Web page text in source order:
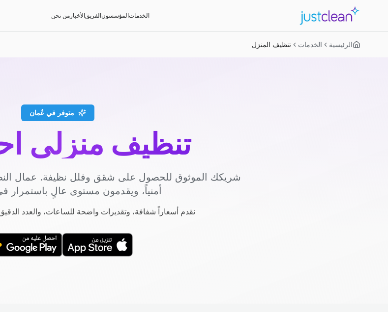
الخدماتالمؤسسونالفريقالأخبار من نحن
الرئيسية الخدمات تنظيف المنزل
متوفر في عُمان
تنظيف منزلي
شريكك الموثوق للحصول على شقق وفلل نظيفة. عمال
أمنياً، ويقدمون مستوى عالٍ باستمرار
نقدم أسعاراً شفافة، وتقديرات واضحة للساعات، والعدد